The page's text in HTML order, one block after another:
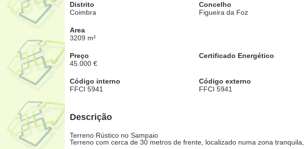
Distrito
Coimbra
Concelho
Figueira da Foz
Area
3209 m²
Preço
45.000 €
Certificado Energético
Código interno
FFCI 5941
Código externo
FFCI 5941
Descrição
Terreno Rústico no Sampaio
Terreno com cerca de 30 metros de frente, localizado numa zona